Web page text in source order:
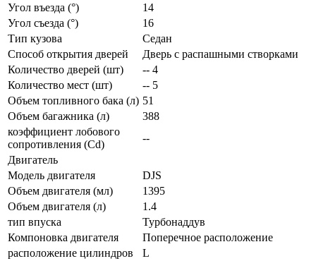
Угол въезда (°)
14
Угол съезда (°)
16
Тип кузова
Седан
Способ открытия дверей
Дверь с распашными створками
Количество дверей (шт)
-- 4
Количество мест (шт)
-- 5
Объем топливного бака (л) 51
Объем багажника (л)
388
коэффициент лобового
сопротивления (Cd)
--
Двигатель
Модель двигателя
DJS
Объем двигателя (мл)
1395
Объем двигателя (л)
1.4
тип впуска
Турбонаддув
Компоновка двигателя
Поперечное расположение
расположение цилиндров
L